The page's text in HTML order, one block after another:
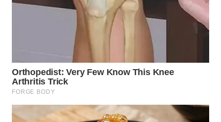
WN
SEMARANG